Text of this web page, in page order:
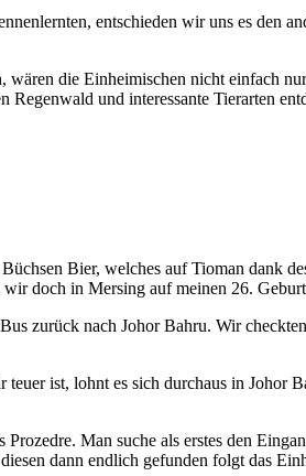
entschieden wir uns es den
die Einheimischen nicht einfach
und interessante Tierarten
Bier, welches auf Tioman dank
doch in Mersing auf meinen 26.
zurück nach Johor Bahru. Wir
ist, lohnt es sich durchaus in Johor
Man suche als erstes den
dann endlich gefunden folgt das